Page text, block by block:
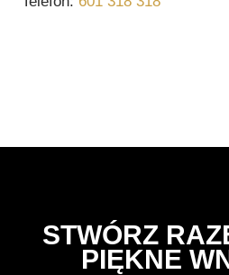
STWÓRZ
PIĘKNE